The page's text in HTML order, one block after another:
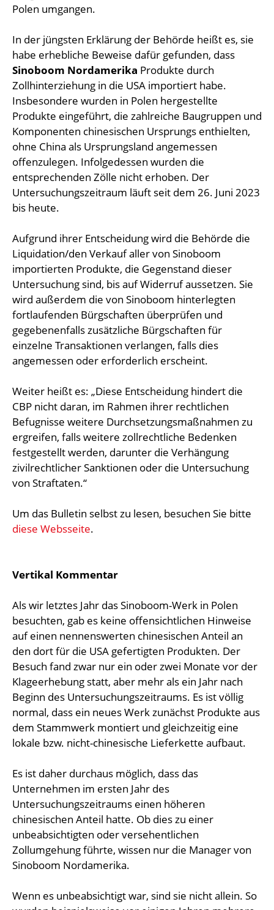
Polen umgangen.
In der jüngsten Erklärung der Behörde heißt es, sie
habe erhebliche Beweise dafür gefunden, dass
Sinoboom Nordamerika Produkte durch
Zollhinterziehung in die USA importiert habe.
Insbesondere wurden in Polen hergestellte
Produkte eingeführt, die zahlreiche Baugruppen und
Komponenten chinesischen Ursprungs enthielten,
ohne China als Ursprungsland angemessen
offenzulegen. Infolgedessen wurden die
entsprechenden Zölle nicht erhoben. Der
Untersuchungszeitraum läuft seit dem 26. Juni 2023
bis heute.
Aufgrund ihrer Entscheidung wird die Behörde die
Liquidation/den Verkauf aller von Sinoboom
importierten Produkte, die Gegenstand dieser
Untersuchung sind, bis auf Widerruf aussetzen. Sie
wird außerdem die von Sinoboom hinterlegten
fortlaufenden Bürgschaften überprüfen und
gegebenenfalls zusätzliche Bürgschaften für
einzelne Transaktionen verlangen, falls dies
angemessen oder erforderlich erscheint.
Weiter heißt es: „Diese Entscheidung hindert die
CBP nicht daran, im Rahmen ihrer rechtlichen
Befugnisse weitere Durchsetzungsmaßnahmen zu
ergreifen, falls weitere zollrechtliche Bedenken
festgestellt werden, darunter die Verhängung
zivilrechtlicher Sanktionen oder die Untersuchung
von Straftaten.“
Um das Bulletin selbst zu lesen, besuchen Sie bitte
diese Websseite.
Vertikal Kommentar
Als wir letztes Jahr das Sinoboom-Werk in Polen
besuchten, gab es keine offensichtlichen Hinweise
auf einen nennenswerten chinesischen Anteil an
den dort für die USA gefertigten Produkten. Der
Besuch fand zwar nur ein oder zwei Monate vor der
Klageerhebung statt, aber mehr als ein Jahr nach
Beginn des Untersuchungszeitraums. Es ist völlig
normal, dass ein neues Werk zunächst Produkte aus
dem Stammwerk montiert und gleichzeitig eine
lokale bzw. nicht-chinesische Lieferkette aufbaut.
Es ist daher durchaus möglich, dass das
Unternehmen im ersten Jahr des
Untersuchungszeitraums einen höheren
chinesischen Anteil hatte. Ob dies zu einer
unbeabsichtigten oder versehentlichen
Zollumgehung führte, wissen nur die Manager von
Sinoboom Nordamerika.
Wenn es unbeabsichtigt war, sind sie nicht allein. So